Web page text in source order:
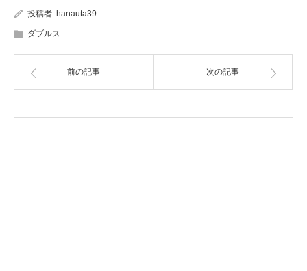
投稿者: hanauta39
ダブルス
前の記事 次の記事